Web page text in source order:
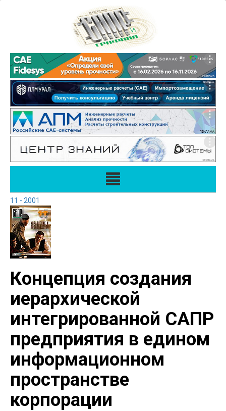
11 - 2001
Концепция создания
иерархической
интегрированной САПР
предприятия в едином
информационном
пространстве
корпорации